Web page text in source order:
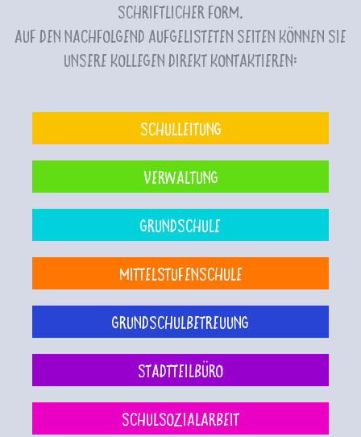
schriftlicher Form.
Auf den nachfolgend aufgelisteten Seiten können Sie
unsere Kollegen direkt kontaktieren:
Schulleitung
Verwaltung
Grundschule
Mittelstufenschule
Grundschulbetreuung
Stadtteilbüro
Schulsozialarbeit